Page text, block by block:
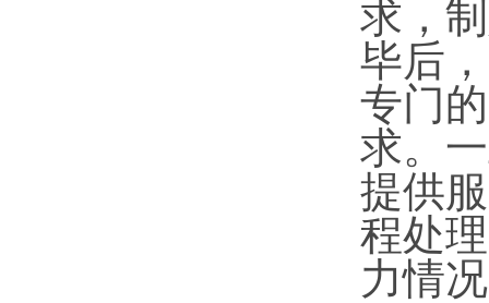
求，
毕后
专门
求。
提供
程处
力情